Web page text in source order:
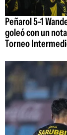
Peñarol 5-1
goleó con un
Torneo